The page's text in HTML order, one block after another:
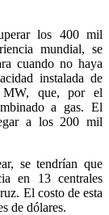
los 400 mil
mundial, se
cuando no haya
instalada de
MW, que, por el
a gas. El
a los 200 mil
se tendrían que
en 13 centrales
El costo de esta
de dólares.